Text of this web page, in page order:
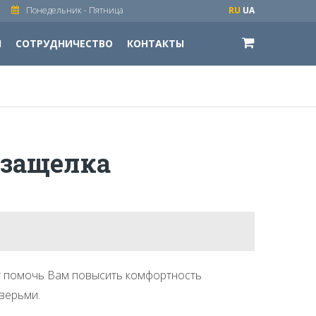
СОТРУДНИЧЕСТВО КОНТАКТЫ
Понедельник - Пятница RU UA
Вам повысить комфортность